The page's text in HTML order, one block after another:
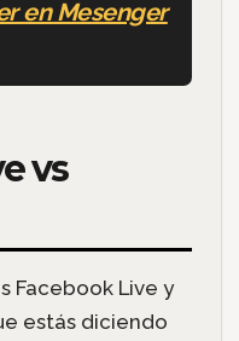
en Mesenger
vs
Facebook Live y
estás diciendo